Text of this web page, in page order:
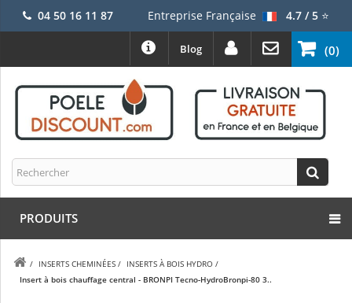
04 50 16 11 87 Entreprise Française 4.7 / 5⭐
(0)
Blog
PRODUITS
/ INSERTS CHEMINÉES / INSERTS À BOIS HYDRO /
Insert à bois chauffage central - BRONPI Tecno-HydroBronpi-80 3..